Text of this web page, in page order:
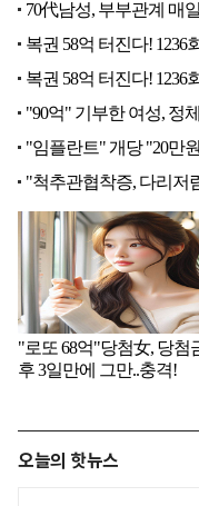
오늘의 핫뉴스